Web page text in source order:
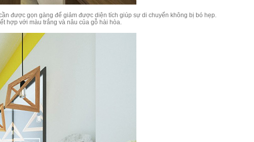
được gọn gàng để giảm được diện tích giúp sự di chuyển không bị bó hẹp.
hợp với màu trắng và nâu của gỗ hài hòa.